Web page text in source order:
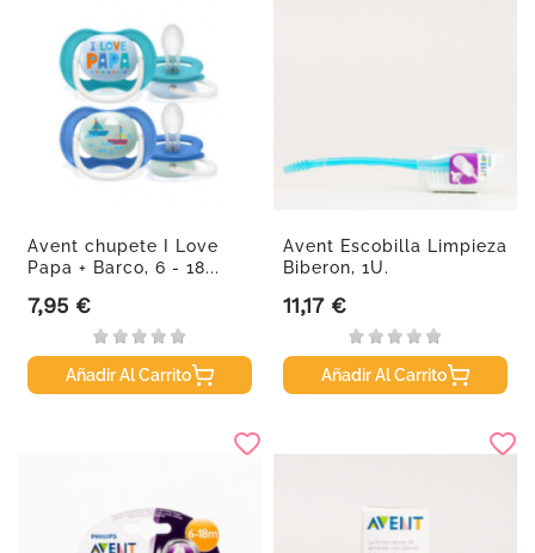
Avent chupete I Love
Papa + Barco, 6 - 18...
Precio
7,95 €
Añadir Al Carrito
Avent Escobilla Limpieza
Biberon, 1U.
Precio
11,17 €
Añadir Al Carrito